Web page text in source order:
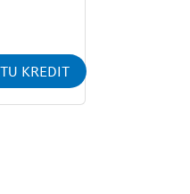
KREDIT